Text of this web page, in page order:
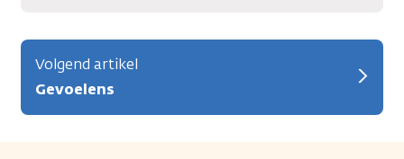
Volgend artikel
Gevoelens